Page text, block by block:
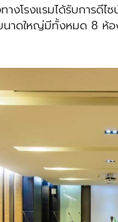
แรมได้รับการดีไซน์ไ
นาดใหญ่มีทั้งหมด 8